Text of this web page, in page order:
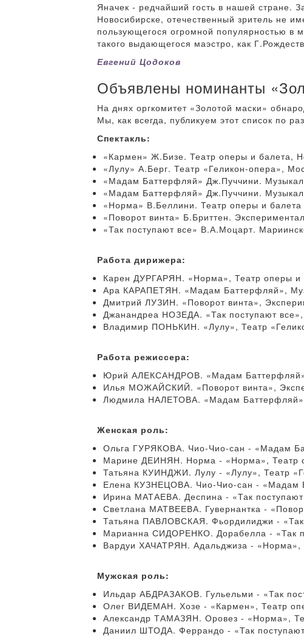
Яначек - редчайший гость в нашей стране.
Новосибирске, отечественный зритель не
пользующегося огромной популярностью в
такого выдающегося маэстро, как
Евгений Цодоков
Объявлены номинанты
На днях оргкомитет «Золотой маски»
Мы, как всегда, публикуем этот список по
Спектакль:
«Кармен» Ж.Бизе. Театр оперы и балета,
«Лулу» А.Берг. Театр «Геликон-опера»,
«Мадам Баттерфляй» Дж.Пуччини.
«Мадам Баттерфляй» Дж.Пуччини.
«Норма» В.Беллини. Театр оперы и
«Поворот винта» Б.Бриттен.
«Так поступают все» В.А.Моцарт.
Работа дирижера:
Карен ДУРГАРЯН. «Норма», Театр оперы и
Ара КАРАПЕТЯН. «Мадам Баттерфляй»,
Дмитрий ЛУЗИН. «Поворот винта»,
Джанандреа НОЗЕДА. «Так поступают
Владимир ПОНЬКИН. «Лулу», Театр
Работа режиссера:
Юрий АЛЕКСАНДРОВ. «Мадам
Илья МОЖАЙСКИЙ. «Поворот винта»,
Людмила НАЛЕТОВА. «Мадам Баттерфляй»,
Женская роль:
Ольга ГУРЯКОВА. Чио-Чио-сан - «Мадам
Марине ДЕИНЯН. Норма - «Норма», Театр
Татьяна КУИНДЖИ. Лулу - «Лулу», Театр
Елена КУЗНЕЦОВА. Чио-Чио-сан - «Мадам
Ирина МАТАЕВА. Деспина - «Так
Светлана МАТВЕЕВА. Гувернантка -
Татьяна ПАВЛОВСКАЯ. Фьордилиджи - «Так
Марианна СИДОРЕНКО. Дорабелла - «Так
Вардуи ХАЧАТРЯН. Адальджиза -
Мужская роль:
Ильдар АБДРАЗАКОВ. Гульельми - «Так
Олег ВИДЕМАН. Хозе - «Кармен», Театр
Александр ТАМАЗЯН. Оровез - «Норма»,
Даниил ШТОДА. Феррандо - «Так